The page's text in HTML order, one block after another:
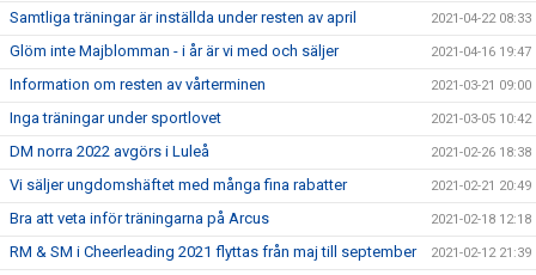
Samtliga träningar är inställda under resten av april 2021-04-22 08:33
Glöm inte Majblomman - i år är vi med och säljer 2021-04-16 19:47
Information om resten av vårterminen 2021-03-21 09:00
Inga träningar under sportlovet 2021-03-05 10:42
DM norra 2022 avgörs i Luleå 2021-02-26 18:38
Vi säljer ungdomshäftet med många fina rabatter 2021-02-21 20:49
Bra att veta inför träningarna på Arcus 2021-02-18 12:18
RM & SM i Cheerleading 2021 flyttas från maj till september 2021-02-12 21:39